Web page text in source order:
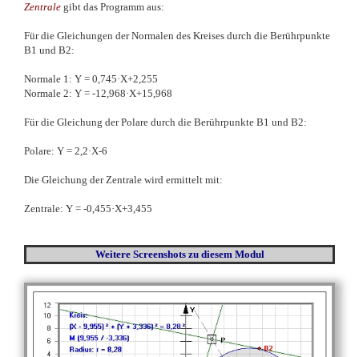
Zentrale gibt das Programm aus:
Für die Gleichungen der Normalen des Kreises durch die Berührpunkte
B1 und B2:
Normale 1: Y = 0,745·X+2,255
Normale 2: Y = -12,968·X+15,968
Für die Gleichung der Polare durch die Berührpunkte B1 und B2:
Polare: Y = 2,2·X-6
Die Gleichung der Zentrale wird ermittelt mit:
Zentrale: Y = -0,455·X+3,455
Weitere Screenshots zu diesem Modul